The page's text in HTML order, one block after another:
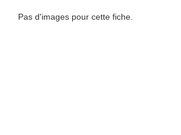
Pas d'images pour cette fiche.